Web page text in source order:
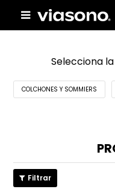

Selecciona
COLCHONES Y SOMMIERS